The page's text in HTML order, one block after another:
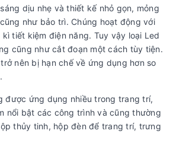
dịu nhẹ và thiết kế nhỏ gọn, mỏng
như bảo trì. Chúng hoạt động với
tiết kiệm điện năng. Tuy vậy loại Led
cũng như cắt đoạn một cách tùy tiện.
nên bị hạn chế về ứng dụng hơn so
được ứng dụng nhiều trong trang trí,
nổi bật các công trình và cũng thường
thủy tinh, hộp đèn để trang trí, trưng